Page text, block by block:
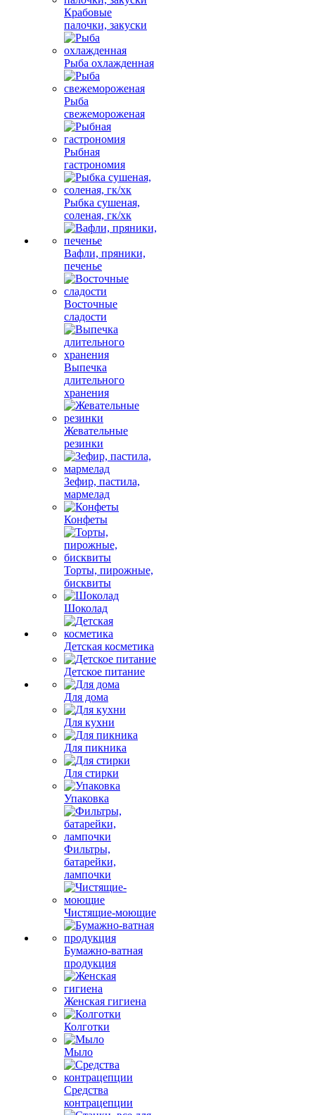
Крабовые
палочки, закуски
Рыба охлажденная
Рыба
свежемороженая
Рыбная
гастрономия
Рыбка сушеная,
соленая, гк/хк
Вафли, пряники,
печенье
Восточные
сладости
Выпечка
длительного
хранения
Жевательные
резинки
Зефир, пастила,
мармелад
Конфеты
Торты, пирожные,
бисквиты
Шоколад
Детская косметика
Детское питание
Для дома
Для кухни
Для пикника
Для стирки
Упаковка
Фильтры,
батарейки,
лампочки
Чистящие-моющие
Бумажно-ватная
продукция
Женская гигиена
Колготки
Мыло
Средства
контрацепции